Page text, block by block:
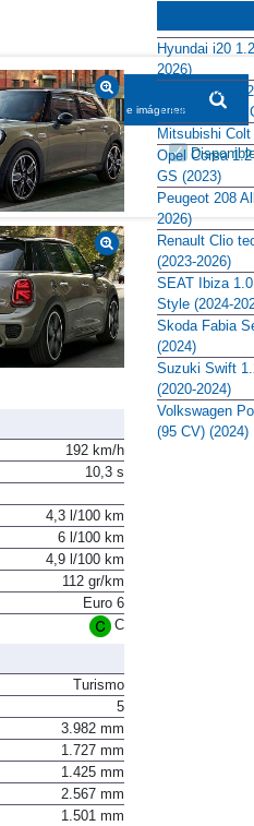
BUSCADOR
informaciones, fichas e imágenes
192 km/h
10,3 s
4,3 l/100 km
6 l/100 km
4,9 l/100 km
112 gr/km
Euro 6
C
Turismo
5
3.982 mm
1.727 mm
1.425 mm
2.567 mm
1.501 mm
Hyundai i20
2026)
Mazda
1.5 66 kW (90
Mitsubishi
Opel Corsa
GS (2023)
Peugeot 208
2026)
Renault Clio
(2023-2026)
SEAT Ibiza
Style (2024-
Skoda Fabia
(2024)
Suzuki Swift
(2020-2024)
Volkswagen
(95 CV) (2024)